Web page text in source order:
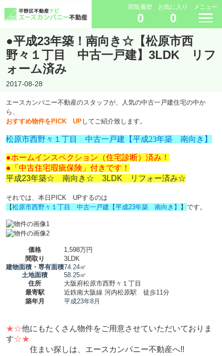
閲覧履歴
0
お気に入り
0
メニュー
●平成23年築！南向き☆【松原市西
野々１丁目 中古一戸建】3LDK リフ
ォーム済み
2017-08-28
エースカンパニー不動産のスタッフが、人気の中古一戸建住宅の中か
ら、
おすすめ物件をPICK UPしてご紹介致します。
松原市西野々１丁目 中古一戸建【平成23年築 南向き】
●ホームインスペクション（住宅診断）済み！
●「中古住宅瑕疵保険」付きです！
平成23年築☆ 南向き☆ 3LDK リフォー済み☆
それでは、本日PICK UPするのは
【松原市西野々１丁目 中古一戸建【平成23年築 南向き】 】 です。
価格
1,598万円
間取り
3LDK
建物面積・専有面積74.24㎡
土地面積
58.25㎡
住所
大阪府松原市西野々１丁目
最寄駅
近鉄南大阪線 河内松原駅 徒歩11分
築年月
平成23年8月
★☆他にもたくさん物件をご用意させていただいておりま
す☆★
住まい探しは、エースカンパニー不動産へ!!